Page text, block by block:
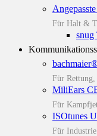
Für Halt &
snug
Für
MiliEars
Für
ISOtunes
Für